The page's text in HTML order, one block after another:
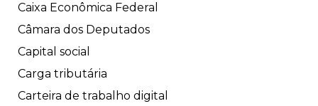
Caixa Econômica Federal
Câmara dos Deputados
Capital social
Carga tributária
Carteira de trabalho digital